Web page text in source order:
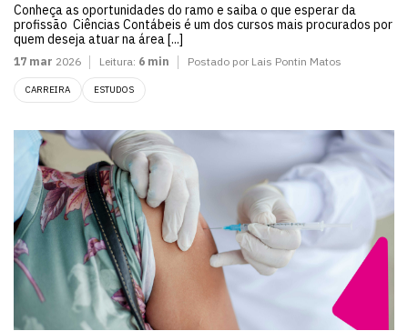
Conheça as oportunidades do ramo e saiba o que esperar da
profissão Ciências Contábeis é um dos cursos mais procurados por
quem deseja atuar na área [...]
17 mar 2026 Leitura: 6 min Postado por Lais Pontin Matos
CARREIRA ESTUDOS